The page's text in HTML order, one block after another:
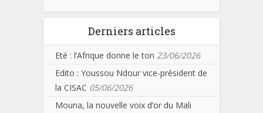
Derniers articles
Eté : l’Afrique donne le ton 23/06/2026
Edito : Youssou Ndour vice-président de
la CISAC 05/06/2026
Mouna, la nouvelle voix d’or du Mali